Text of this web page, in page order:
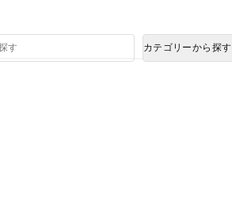
カテゴリーから探す